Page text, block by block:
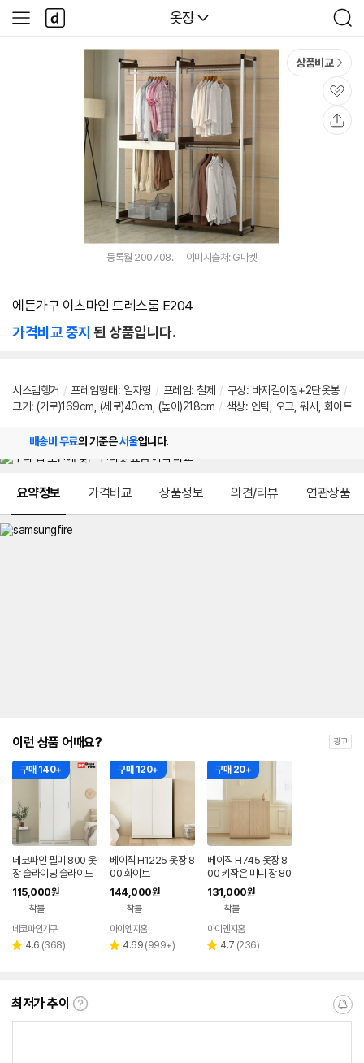
다나와
옷장
검
색
사
이
다
나
와
상품비교
관
심
등록월 2007.08. 이미지출처: G마켓
에든가구 이츠마인 드레스룸 E204
가격비교 중지 된 상품입니다.
시스템행거 / 프레임형태: 일자형 / 프레임: 철제 / 구성: 바지걸이장+2단옷봉 /
크기: (가로)169cm, (세로)40cm, (높이)218cm / 색상: 엔틱, 오크, 워시, 화이트
배송비 무료의 기준은서울입니다.
요약정보 가격비교 상품정보 의견/리뷰 연관상품
이런 상품 어때요? 광고
구매 140+
데코파인 필미 800 옷
장 슬라이딩 슬라이드
미닫이 작은방 원룸 싱
글 슬림 미니
115,000원
착불
페이
데코파인가구
별 4.6 리
(368)
구매 120+
베이직 H1225 옷장 8
00 화이트
144,000원
착불
아이엔지홈
별 4.69 리
(999+)
구매 20+
베이직 H745 옷장 8
00 키작은 미니 장 80
0x500x745mm, 내
추럴오크
131,000원
착불
아이엔지홈
별 4.7 리
(236)
최저가 추이
최
알